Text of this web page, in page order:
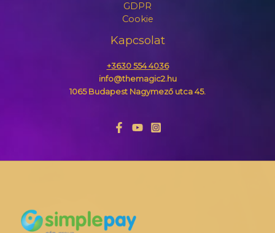
GDPR
Cookie
Kapcsolat
+3630 554 4036
info@themagic2.hu
1065 Budapest Nagymező utca 45.